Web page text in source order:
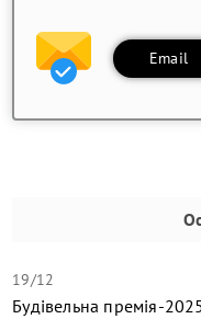
Email
19/12
Будівельна премія-